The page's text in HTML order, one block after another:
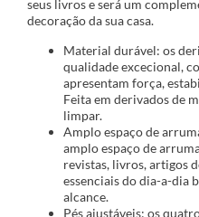
seus livros e será um
decoração da sua casa.
Material durável: os
qualidade excecional,
apresentam força,
Feita em derivados de
limpar.
Amplo espaço de
amplo espaço de
revistas, livros, artigos
essenciais do dia-a-dia
alcance.
Pés ajustáveis: os